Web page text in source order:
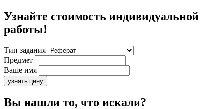
Узнайте стоимость индивидуальной
работы!
Тип задания
Предмет
Ваше имя
узнать цену
Вы нашли то, что искали?